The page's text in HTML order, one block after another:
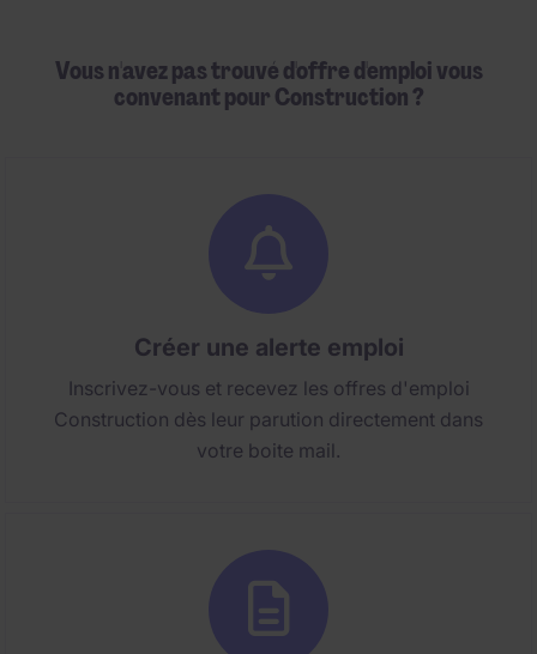
Vous n'avez pas trouvé d'offre d'emploi vous
convenant pour Construction ?
Créer une alerte emploi
Inscrivez-vous et recevez les offres d'emploi
Construction dès leur parution directement dans
votre boite mail.